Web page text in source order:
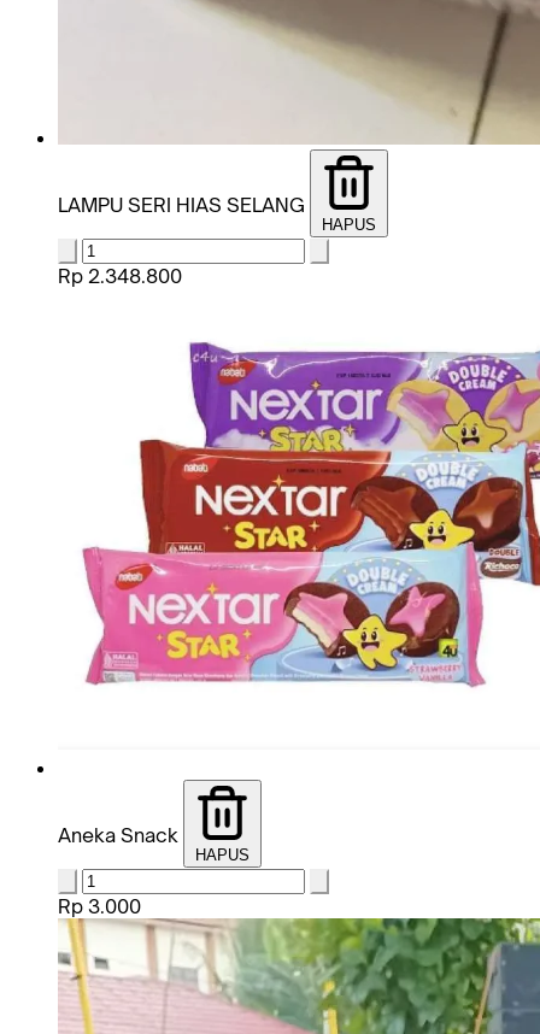
LAMPU SERI HIAS SELANG
HAPUS
Rp 2.348.800
Aneka Snack
HAPUS
Rp 3.000